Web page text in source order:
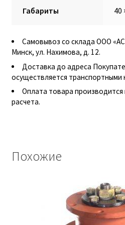
Кронштейны АГУ
Крышки АГУ
Масляные насосы
Анкера
Болты М24
Габариты 40
Самовывоз со склада ООО
Минск, ул. Нахимова, д. 12.
Доставка до адреса
осуществляется транспортными
Оплата товара производится
расчета.
Похожие